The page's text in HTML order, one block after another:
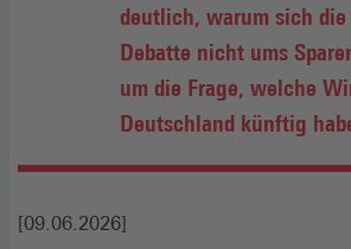
deutlich, warum sich
Debatte nicht ums
um die Frage, welche
Deutschland künftig
[09.06.2026]